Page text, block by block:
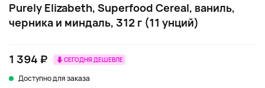
Purely Elizabeth, Superfood Cereal, ваниль,
черника и миндаль, 312 г (11 унций)
1 394 ₽ СЕГОДНЯ ДЕШЕВЛЕ
Доступно для заказа